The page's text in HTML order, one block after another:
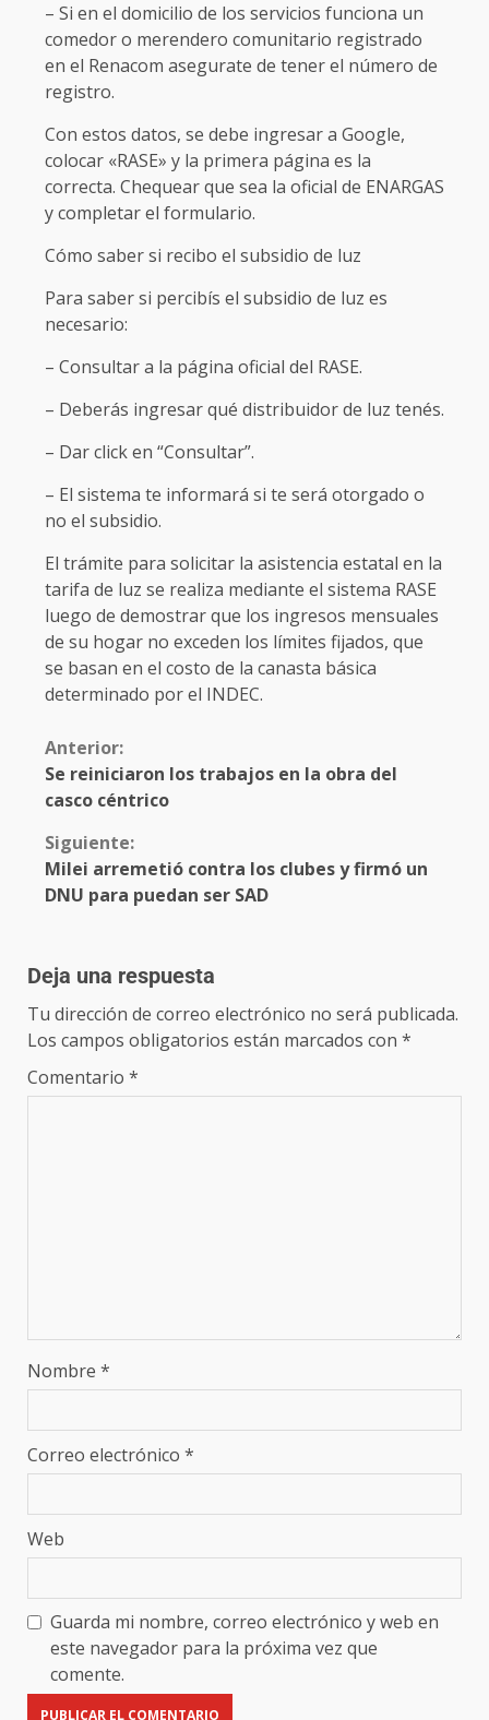
– Si en el domicilio de los servicios funciona un
comedor o merendero comunitario registrado
en el Renacom asegurate de tener el número de
registro.
Con estos datos, se debe ingresar a Google,
colocar «RASE» y la primera página es la
correcta. Chequear que sea la oficial de ENARGAS
y completar el formulario.
Cómo saber si recibo el subsidio de luz
Para saber si percibís el subsidio de luz es
necesario:
– Consultar a la página oficial del RASE.
– Deberás ingresar qué distribuidor de luz tenés.
– Dar click en “Consultar”.
– El sistema te informará si te será otorgado o
no el subsidio.
El trámite para solicitar la asistencia estatal en la
tarifa de luz se realiza mediante el sistema RASE
luego de demostrar que los ingresos mensuales
de su hogar no exceden los límites fijados, que
se basan en el costo de la canasta básica
determinado por el INDEC.
Anterior:
Se reiniciaron los trabajos en la obra del
casco céntrico
Siguiente:
Milei arremetió contra los clubes y firmó un
DNU para puedan ser SAD
Deja una respuesta
Tu dirección de correo electrónico no será publicada.
Los campos obligatorios están marcados con *
Comentario *
Nombre *
Correo electrónico *
Web
Guarda mi nombre, correo electrónico y web en
este navegador para la próxima vez que
comente.